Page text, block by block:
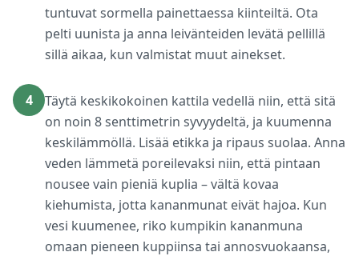
tuntuvat sormella painettaessa kiinteiltä. Ota
pelti uunista ja anna leivänteiden levätä pellillä
sillä aikaa, kun valmistat muut ainekset.
4
Täytä keskikokoinen kattila vedellä niin, että sitä
on noin 8 senttimetrin syvyydeltä, ja kuumenna
keskilämmöllä. Lisää etikka ja ripaus suolaa. Anna
veden lämmetä poreilevaksi niin, että pintaan
nousee vain pieniä kuplia – vältä kovaa
kiehumista, jotta kananmunat eivät hajoa. Kun
vesi kuumenee, riko kumpikin kananmuna
omaan pieneen kuppiinsa tai annosvuokaansa,